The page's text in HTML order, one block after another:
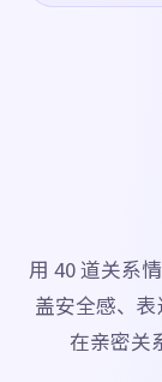
用 40 道关系
盖安全感、
在亲密关